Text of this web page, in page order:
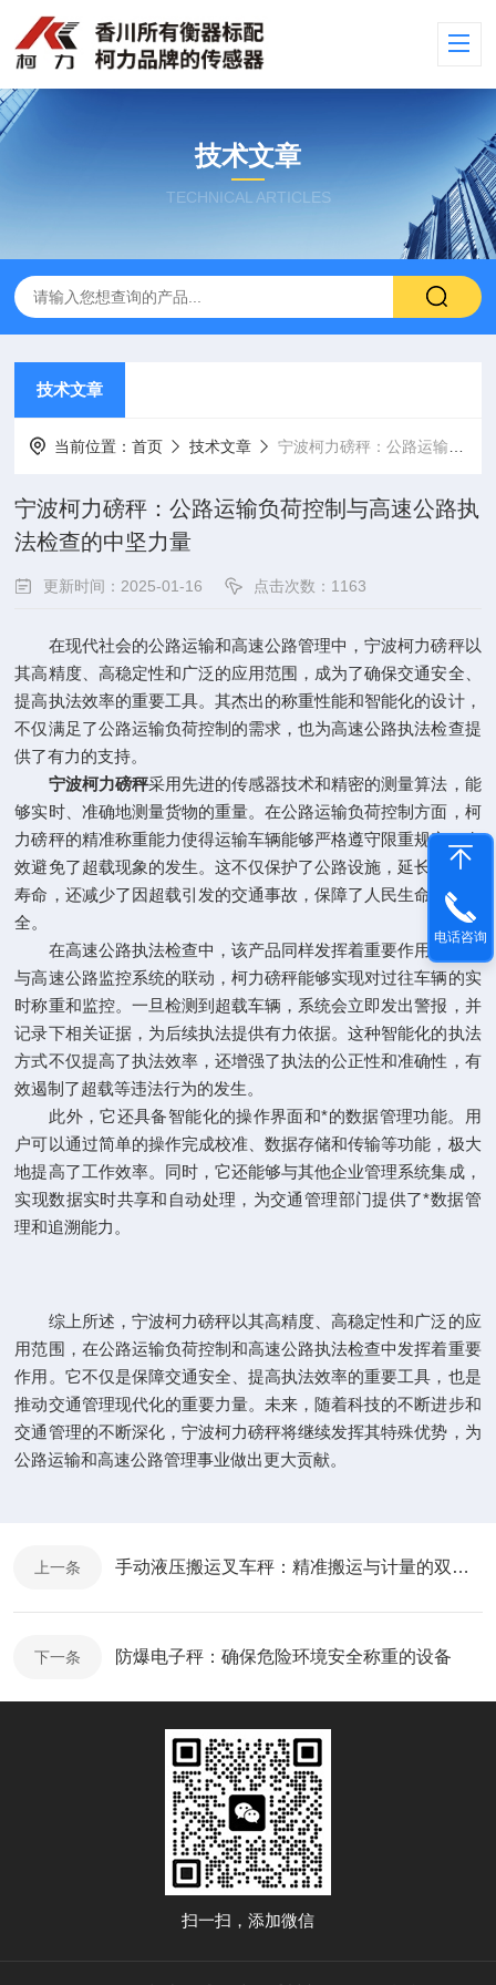
技术文章
TECHNICAL ARTICLES
技术文章
当前位置：首页 技术文章 宁波柯力磅秤：公路运输负荷控制与高速公路执法检查的中坚力量
宁波柯力磅秤：公路运输负荷控制与高速公路执
法检查的中坚力量
更新时间：2025-01-16 点击次数：1163
在现代社会的公路运输和高速公路管理中，宁波柯力磅秤以
其高精度、高稳定性和广泛的应用范围，成为了确保交通安全、
提高执法效率的重要工具。其杰出的称重性能和智能化的设计，
不仅满足了公路运输负荷控制的需求，也为高速公路执法检查提
供了有力的支持。
宁波柯力磅秤采用先进的传感器技术和精密的测量算法，能
够实时、准确地测量货物的重量。在公路运输负荷控制方面，柯
力磅秤的精准称重能力使得运输车辆能够严格遵守限重规定，有
效避免了超载现象的发生。这不仅保护了公路设施，延长了使用
寿命，还减少了因超载引发的交通事故，保障了人民生命财产安
全。
在高速公路执法检查中，该产品同样发挥着重要作用。通过
与高速公路监控系统的联动，柯力磅秤能够实现对过往车辆的实
时称重和监控。一旦检测到超载车辆，系统会立即发出警报，并
记录下相关证据，为后续执法提供有力依据。这种智能化的执法
方式不仅提高了执法效率，还增强了执法的公正性和准确性，有
效遏制了超载等违法行为的发生。
此外，它还具备智能化的操作界面和*的数据管理功能。用
户可以通过简单的操作完成校准、数据存储和传输等功能，极大
地提高了工作效率。同时，它还能够与其他企业管理系统集成，
实现数据实时共享和自动处理，为交通管理部门提供了*数据管
理和追溯能力。
综上所述，宁波柯力磅秤以其高精度、高稳定性和广泛的应
用范围，在公路运输负荷控制和高速公路执法检查中发挥着重要
作用。它不仅是保障交通安全、提高执法效率的重要工具，也是
推动交通管理现代化的重要力量。未来，随着科技的不断进步和
交通管理的不断深化，宁波柯力磅秤将继续发挥其特殊优势，为
公路运输和高速公路管理事业做出更大贡献。
上一条 手动液压搬运叉车秤：精准搬运与计量的双重优势
下一条 防爆电子秤：确保危险环境安全称重的设备
扫一扫，添加微信
电话咨询